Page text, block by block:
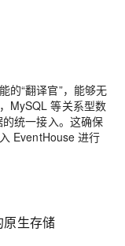
的“翻译官”，能够无
MySQL 等关系型数
统一接入。这确保
EventHouse 进行
原生存储